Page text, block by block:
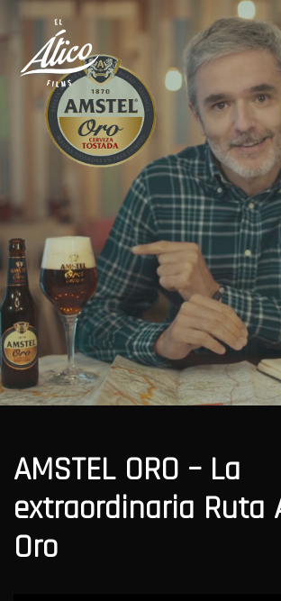
AMSTEL ORO – La
extraordinaria Ruta
Oro